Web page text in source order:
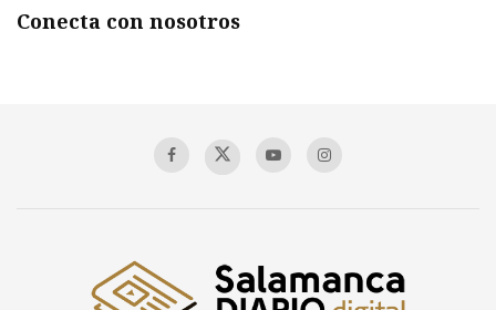
Conecta con nosotros